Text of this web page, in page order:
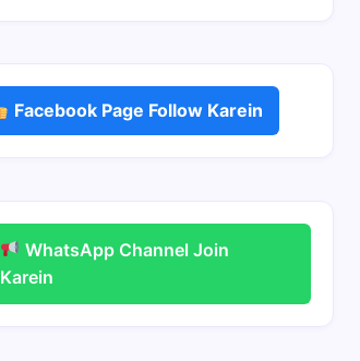
Facebook Page Follow Karein
WhatsApp Channel Join
Karein